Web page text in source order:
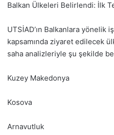
Balkan Ülkeleri Belirlendi: İlk
UTSİAD’ın Balkanlara yönelik
kapsamında ziyaret edilecek
saha analizleriyle şu şekilde
Kuzey Makedonya
Kosova
Arnavutluk